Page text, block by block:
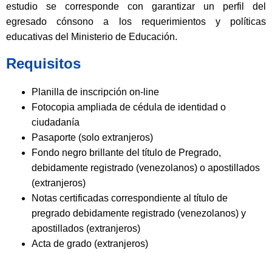
estudio se corresponde con garantizar un perfil del
egresado cónsono a los requerimientos y políticas
educativas del Ministerio de Educación.
Requisitos
Planilla de inscripción on-line
Fotocopia ampliada de cédula de identidad o
ciudadanía
Pasaporte (solo extranjeros)
Fondo negro brillante del título de Pregrado,
debidamente registrado (venezolanos) o apostillados
(extranjeros)
Notas certificadas correspondiente al título de
pregrado debidamente registrado (venezolanos) y
apostillados (extranjeros)
Acta de grado (extranjeros)